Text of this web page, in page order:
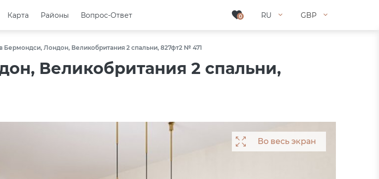
0 RU GBP
Карта Районы Вопрос-Ответ 0 RU GBP
Карта Районы Вопрос-Ответ
Бермондси, Лондон, Великобритания 2 спальни, 827фт2 № 471
Великобритания 2 спальни,
Во весь экран